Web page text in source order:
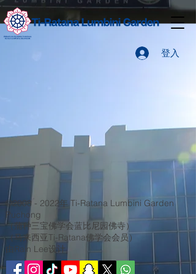
登入
©2008 - 2022年 Ti-Ratana Lumbini Garden
Puchong
（蒲种三宝佛学会蓝比尼园佛寺）
（马来西亚Ti-Ratana佛学会会员）
由Rain Lee设计